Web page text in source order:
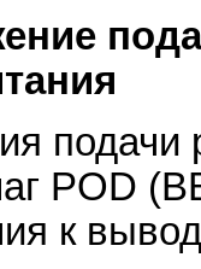
подачи
POD
к